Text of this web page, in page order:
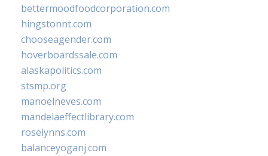
bettermoodfoodcorporation.com
hingstonnt.com
chooseagender.com
hoverboardssale.com
alaskapolitics.com
stsmp.org
manoelneves.com
mandelaeffectlibrary.com
roselynns.com
balanceyoganj.com